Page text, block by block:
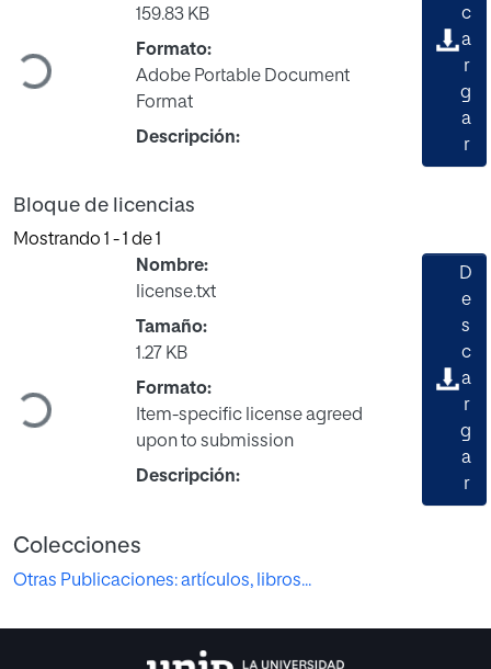
Cargando...
159.83 KB
Formato:
Adobe Portable Document
Format
Descripción:
c
a
r
g
a
r
Bloque de licencias
Mostrando 1 - 1 de 1
Cargando...
Nombre:
license.txt
Tamaño:
1.27 KB
Formato:
Item-specific license agreed
upon to submission
Descripción:
D
e
s
c
a
r
g
a
r
Colecciones
Otras Publicaciones: artículos, libros...